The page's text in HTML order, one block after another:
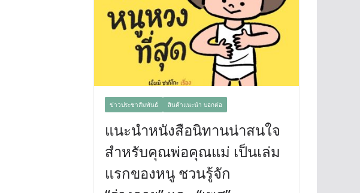
ข่าวประชาสัมพันธ์ สินค้าแนะนำ บอกต่อ
แนะนำหนังสือนิทานน่าสนใจ
สำหรับคุณพ่อคุณแม่ เป็นเล่ม
แรกของหนู ชวนรู้จัก